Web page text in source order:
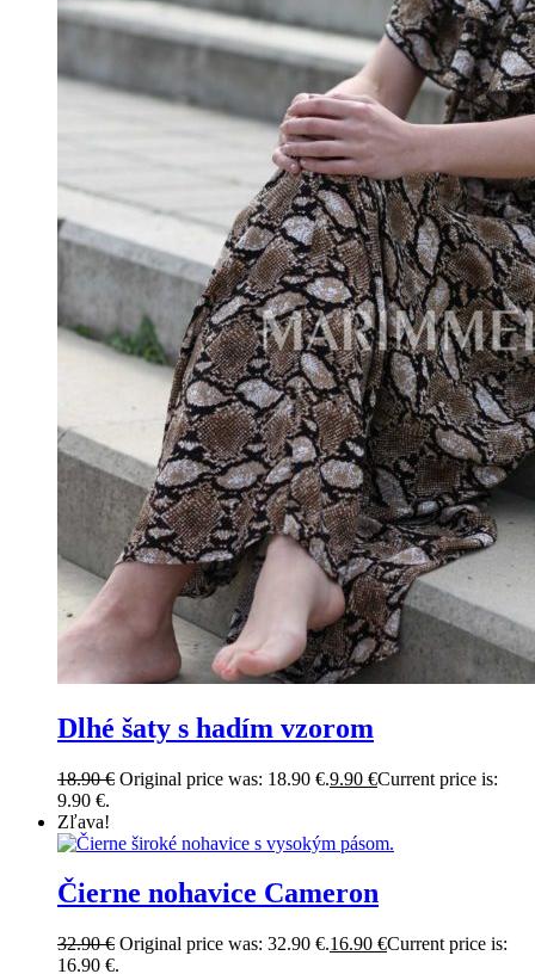
Dlhé šaty s hadím vzorom
18.90€ Original price was: 18.90 €.9.90 €Current price is:
9.90 €.
Zľava!
Čierne nohavice Cameron
32.90€ Original price was: 32.90 €.16.90 €Current price is:
16.90 €.